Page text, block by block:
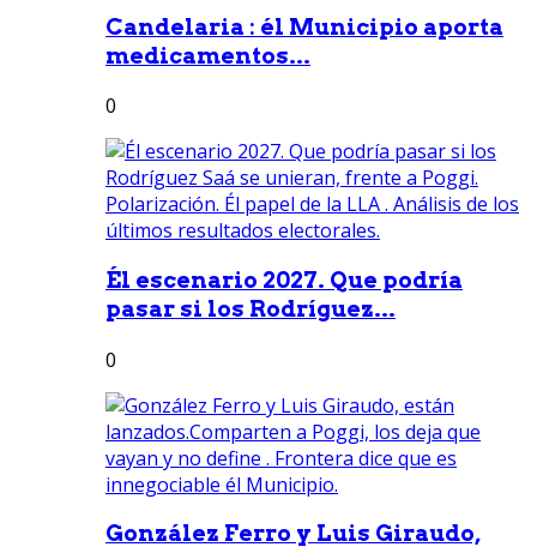
Candelaria : él Municipio aporta
medicamentos...
0
Él escenario 2027. Que podría
pasar si los Rodríguez...
0
González Ferro y Luis Giraudo,